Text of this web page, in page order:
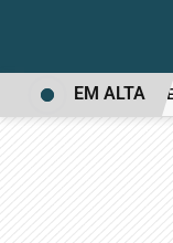
MULHER FICA FERIDA
EM ALTA